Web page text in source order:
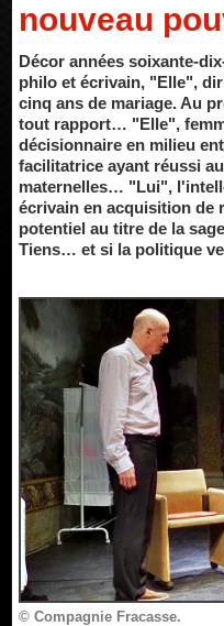
nouveau
Décor années soixante-
philo et écrivain, "Elle",
cinq ans de mariage. Au
tout rapport… "Elle",
décisionnaire en milieu
facilitatrice ayant réussi
maternelles… "Lui",
écrivain en acquisition de
potentiel au titre de la
Tiens… et si la politique
© Compagnie Fracasse.